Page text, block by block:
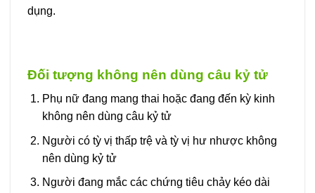
dụng.
Đối tượng không nên dùng câu kỷ tử
Phụ nữ đang mang thai hoặc đang đến kỳ kinh
không nên dùng câu kỷ tử
Người có tỳ vị thấp trệ và tỳ vị hư nhược không
nên dùng kỷ tử
Người đang mắc các chứng tiêu chảy kéo dài